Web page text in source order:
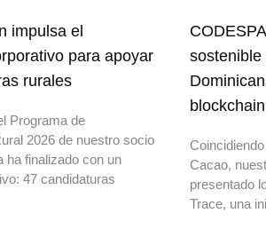
impulsa el
para apoyar
rurales
Programa de
2026 de nuestro socio
ha finalizado con un
47 candidaturas
sostenible
blockchain
Cacao,
presentado
Trace, una